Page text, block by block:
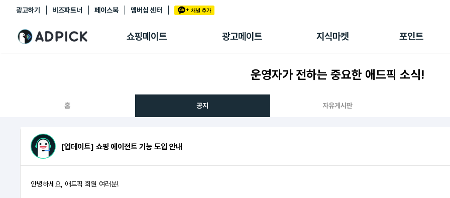
광고하기 비즈파트너 페이스북 멤버십 센터
쇼핑메이트 광고메이트 지식마켓 포인트
추천상품
쇼핑 에이전트
광고리포트
출석 룰렛
후원
운영자가 전하는 중요한 애드픽 소식!
홈 공지 자유게시판
[업데이트] 쇼핑 에이전트 기능 도입 안내
안녕하세요, 애드픽 회원 여러분!